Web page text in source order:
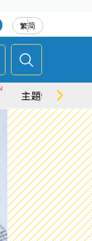
繁简
主題特集